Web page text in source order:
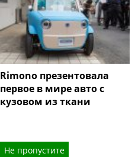
Rimono презентовала
первое в мире авто с
кузовом из ткани
Не пропустите